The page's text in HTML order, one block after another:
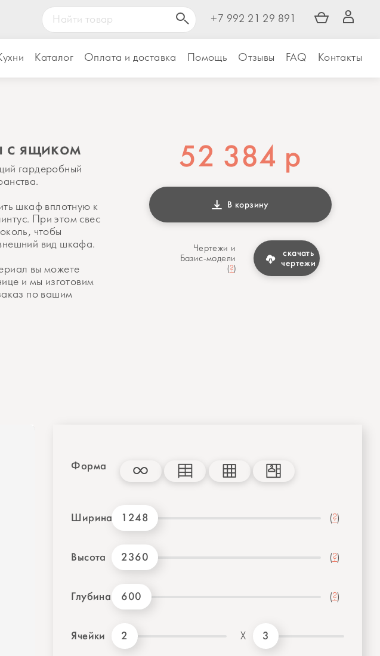
+7 992 21 29 891
Каталог Оплата и доставка Помощь Отзывы FAQ Контакты
ящиком
гардеробный
шкаф вплотную к
При этом свес
чтобы
вид шкафа.
вы можете
и мы изготовим
по вашим
52 384 р
В корзину
Чертежи и
Базис-модели
(?)
скачать
чертежи
Форма
Ширина 1248 (?)
Высота 2360 (?)
Глубина 600 (?)
Ячейки 2 X 3